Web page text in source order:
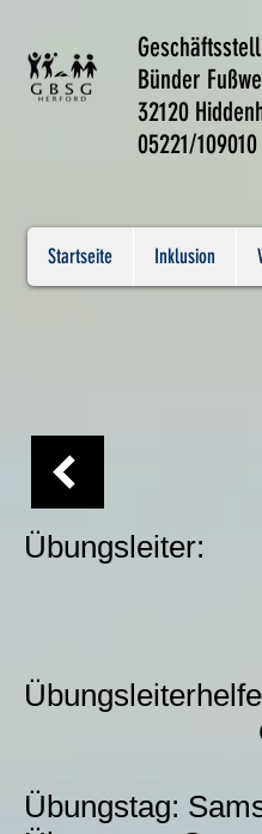
Bünder
32120
Startseite Inklusion
Übungsleiter:
Florian
Übungstag: